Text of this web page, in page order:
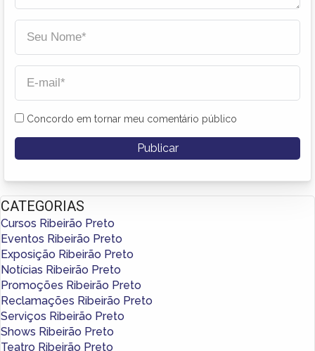
Concordo em tornar meu comentário público
CATEGORIAS
Cursos Ribeirão Preto
Eventos Ribeirão Preto
Exposição Ribeirão Preto
Notícias Ribeirão Preto
Promoções Ribeirão Preto
Reclamações Ribeirão Preto
Serviços Ribeirão Preto
Shows Ribeirão Preto
Teatro Ribeirão Preto